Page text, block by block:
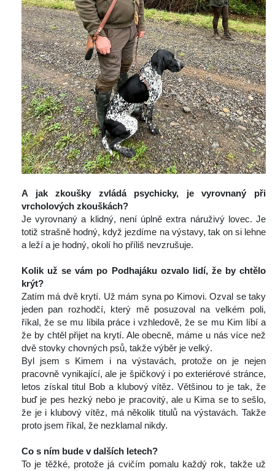
A jak zkoušky zvládá psychicky, je vyrovnaný při
vrcholových zkouškách?
Je vyrovnaný a klidný, není úplně extra náruživý lovec. Je
totiž strašně hodný, když jezdíme na výstavy, tak on si lehne
a leží a je hodný, okolí ho příliš nevzrušuje.
Kolik už se vám po Podhajáku ozvalo lidí, že by chtělo
krýt?
Zatím má dvě krytí. Už mám syna po Kimovi. Ozval se taky
jeden pan rozhodčí, který mě posuzoval na velkém poli,
říkal, že se mu líbila práce i vzhledově, že se mu Kim líbí a
že by chtěl přijet na krytí. Ale obecně, máme u nás více než
dvě stovky chovných psů, takže výběr je velký.
Byl jsem s Kimem i na výstavách, protože on je nejen
pracovně vynikající, ale je špičkový i po exteriérové stránce,
letos získal titul Bob a klubový vítěz. Většinou to je tak, že
buď je pes hezký nebo je pracovitý, ale u Kima se to sešlo,
že je i klubový vítěz, má několik titulů na výstavách. Takže
proto jsem říkal, že nezklamal nikdy.
Co s ním bude v dalších letech?
To je těžké, protože já cvičím pomalu každý rok, takže už